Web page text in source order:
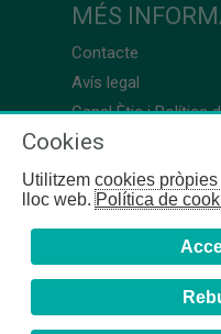
MÉS
Contacte
Avís legal
Canal Ètic i Política
Cookies
Utilitzem cookies
lloc web.Política de